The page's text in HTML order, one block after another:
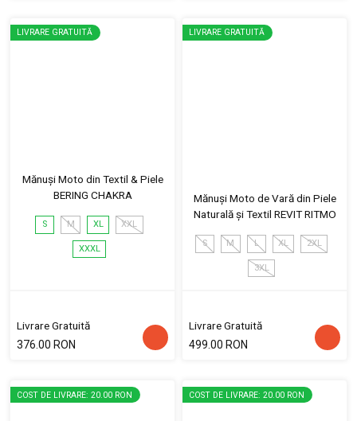
LIVRARE GRATUITĂ
Mănuși Moto din Textil & Piele
BERING CHAKRA
S M XL XXL
XXXL
Livrare Gratuită
376.00 RON
LIVRARE GRATUITĂ
Mănuși Moto de Vară din Piele
Naturală și Textil REVIT RITMO
S M L XL 2XL
3XL
Livrare Gratuită
499.00 RON
COST DE LIVRARE: 20.00 RON COST DE LIVRARE: 20.00 RON